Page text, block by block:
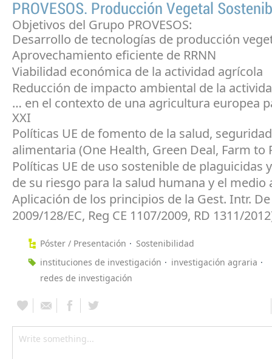
PROVESOS. Producción Vegetal
Objetivos del Grupo PROVESOS:
Desarrollo de tecnologías de producción
Aprovechamiento eficiente de RRNN
Viabilidad económica de la actividad agrícola
Reducción de impacto ambiental de la
… en el contexto de una agricultura europea
XXI
Políticas UE de fomento de la salud,
alimentaria (One Health, Green Deal, Farm to
Políticas UE de uso sostenible de plaguicidas
de su riesgo para la salud humana y el medio
Aplicación de los principios de la Gest. Intr.
2009/128/EC, Reg CE 1107/2009, RD 1311/
Póster / Presentación
Sostenibilidad
instituciones de investigación
investigación agraria
redes de investigación